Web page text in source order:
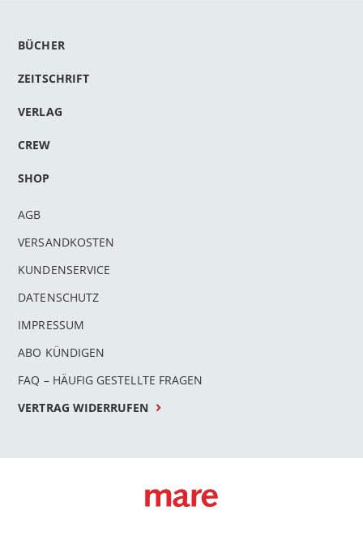
BÜCHER
ZEITSCHRIFT
VERLAG
CREW
SHOP
AGB
VERSANDKOSTEN
KUNDENSERVICE
DATENSCHUTZ
IMPRESSUM
ABO KÜNDIGEN
FAQ – HÄUFIG GESTELLTE FRAGEN
VERTRAG WIDERRUFEN